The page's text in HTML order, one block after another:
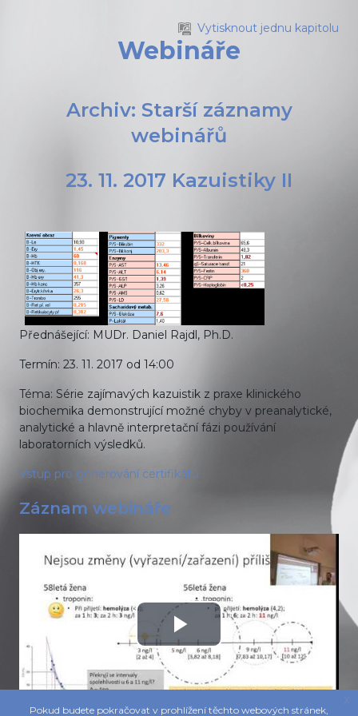
Vytisknout jednu kapitolu
Webináře
Archiv: Starší záznamy
webinářů
23. 11. 2017 Kazuistiky II
Přednášející: MUDr. Daniel Rajdl, Ph.D.
Termín: 23. 11. 2017 od 14:00
Téma: Série zajímavých kazuistik z praxe klinického
biochemika demonstrující možné chyby v preanalytické,
analytické a hlavně interpretační fázi používání
laboratorních výsledků.
Vstup pro generování certifikátu.
Záznam webináře
Přehrát
video
Pokud budete pokračovat v prohlížení těchto webových stránek,